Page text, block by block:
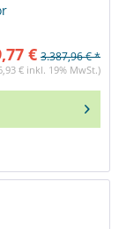
€ 3.387,96 € *
€ inkl. 19% MwSt.)